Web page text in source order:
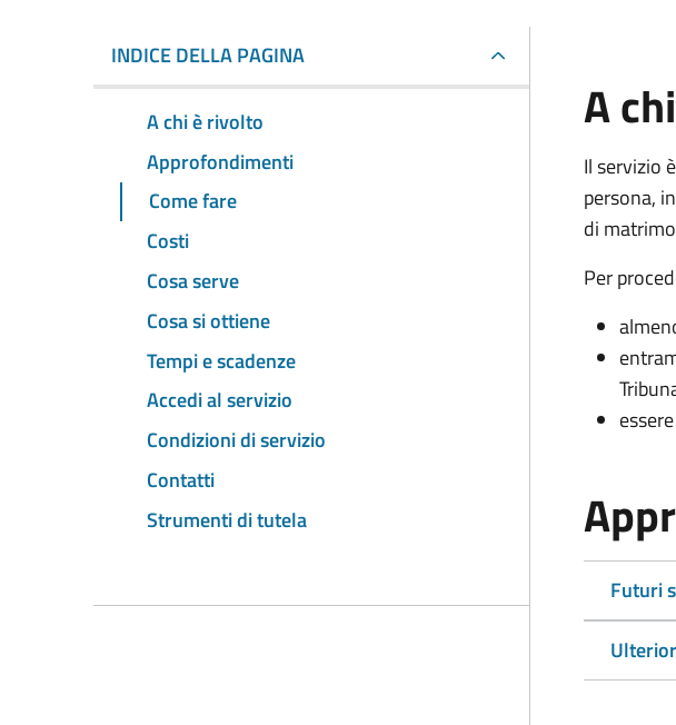
INDICE DELLA PAGINA
A chi è rivolto
Approfondimenti
Come fare
Costi
Cosa serve
Cosa si ottiene
Tempi e scadenze
Accedi al servizio
Condizioni di servizio
Contatti
Strumenti di tutela
A
Il servizio
persona,
di
Per
Futuri